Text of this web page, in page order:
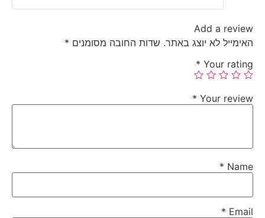
Add a review
האימייל לא יוצג באתר. שדות החובה מסומנים *
Your rating
*
Your review
*
Name
*
Email
*